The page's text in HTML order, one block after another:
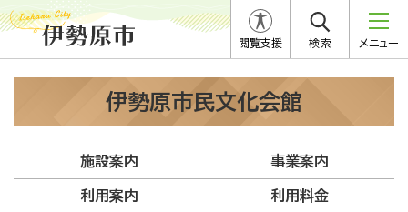
閲覧支援 検索 メニュー
伊勢原市民文化会館
施設案内 事業案内
利用案内 利用料金